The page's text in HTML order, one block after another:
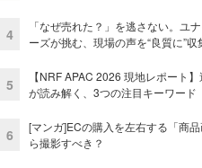
4
「なぜ売れた？」を逃さない。ユ
ーズが挑む、現場の声を“良質に”
5
【NRF APAC 2026 現地レポート
が読み解く、3つの注目キーワード
6
[マンガ]ECの購入を左右する「商
ら撮影すべき？